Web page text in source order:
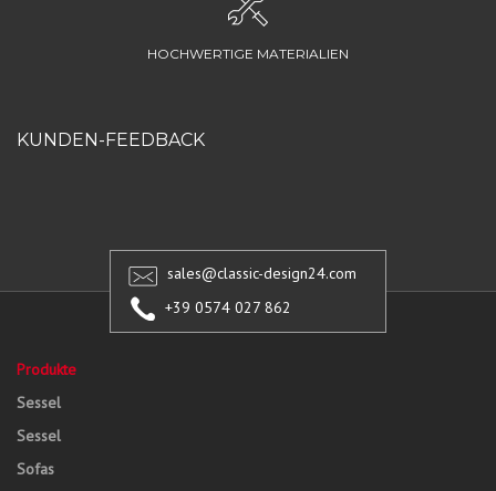
HOCHWERTIGE MATERIALIEN
KUNDEN-FEEDBACK
sales@classic-design24.com
+39 0574 027 862
Produkte
Sessel
Sessel
Sofas